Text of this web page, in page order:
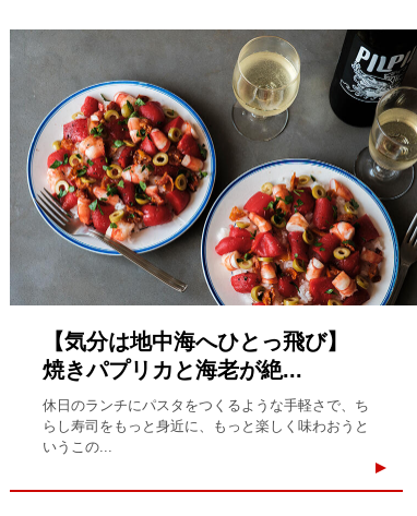
【気分は地中海へひとっ飛び】
焼きパプリカと海老が絶...
休日のランチにパスタをつくるような手軽さで、ち
らし寿司をもっと身近に、もっと楽しく味わおうと
いうこの...